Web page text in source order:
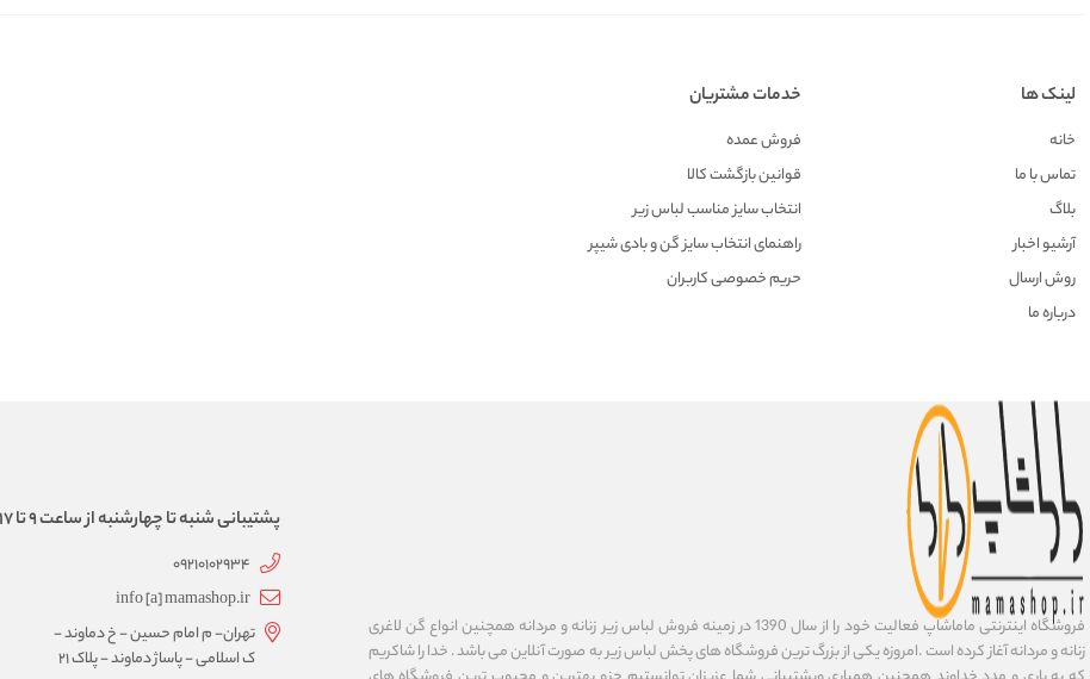
لینک ها
خانه
تماس با ما
بلاگ
آرشیو اخبار
روش ارسال
درباره ما
خدمات مشتریان
فروش عمده
قوانین بازگشت کالا
انتخاب سایز مناسب لباس زیر
راهنمای انتخاب سایز گن و بادی شیپر
حریم خصوصی کاربران
فروشگاه اینترنتی ماماشاپ فعالیت خود را از سال 1390 در زمینه فروش لباس زیر زنانه و مردانه همچنین انواع گن لاغری
زنانه و مردانه آغاز کرده است .امروزه یکی از بزرگ ترین فروشگاه های پخش لباس زیر به صورت آنلاین می باشد . خدا را شاکریم
پشتیبانی شنبه تا چهارشنبه از ساعت 9 تا 17
09210102934
info [a] mamashop.ir
تهران- م امام حسین - خ دماوند -
ک اسلامی - پاساژ دماوند - پلاک 21